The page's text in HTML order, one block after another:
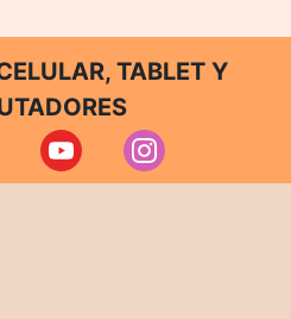
TABLET Y